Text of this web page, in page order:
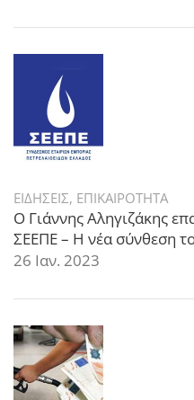
ΕΙΔΗΣΕΙΣ, ΕΠΙΚΑΙΡΟΤΗΤΑ
Ο Γιάννης Αληγιζάκης
ΣΕΕΠΕ – Η νέα σύνθεση
26 Ιαν. 2023